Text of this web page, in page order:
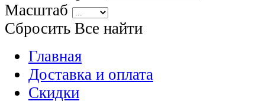
Масштаб
Сбросить Все найти
Главная
Доставка и оплата
Скидки